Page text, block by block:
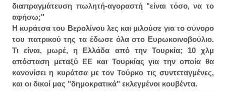
διαπραγμάτευση πωλητή-αγοραστή "είναι τόσο, να το
αφήσω;"
Η κυράτσα του Βερολίνου λες και μιλούσε για το σύνορο
του πατρικού της τα έδωσε όλα στο Ευρωκοινοβούλιο.
Τι είναι, μωρέ, η Ελλάδα από την Τουρκία; 10 χλμ
απόσταση μεταξύ ΕΕ και Τουρκίας για την οποία θα
κανονίσει η κυράτσα με τον Τούρκο τις συντεταγμένες,
και οι δικοί μας "δημοκρατικά" εκλεγμένοι κουβέντα.